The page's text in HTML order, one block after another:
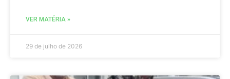
VER MATÉRIA »
29 de julho de 2026